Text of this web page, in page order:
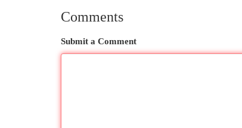
Comments
Submit a Comment